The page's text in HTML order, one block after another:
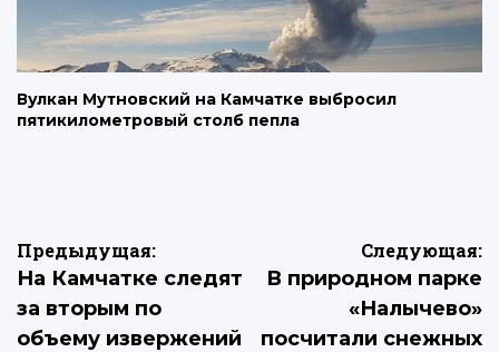
Вулкан Мутновский на Камчатке выбросил
пятикилометровый столб пепла
Навигация
по
записям
Предыдущая:
На Камчатке следят
за вторым по
объему извержений
Следующая:
В природном парке
«Налычево»
посчитали снежных